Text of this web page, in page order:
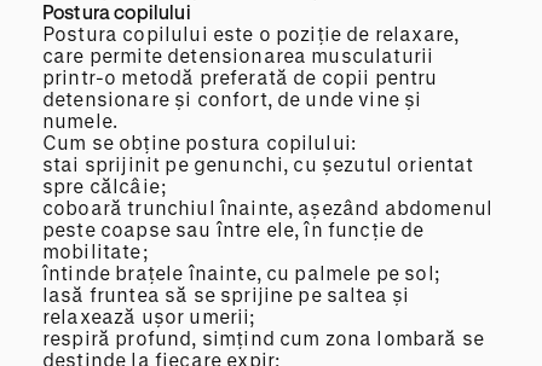
Postura copilului
Postura copilului este o poziție de relaxare,
care permite detensionarea musculaturii
printr-o metodă preferată de copii pentru
detensionare și confort, de unde vine și
numele.
Cum se obține postura copilului:
stai sprijinit pe genunchi, cu șezutul orientat
spre călcâie;
coboară trunchiul înainte, așezând abdomenul
peste coapse sau între ele, în funcție de
mobilitate;
întinde brațele înainte, cu palmele pe sol;
lasă fruntea să se sprijine pe saltea și
relaxează ușor umerii;
respiră profund, simțind cum zona lombară se
destinde la fiecare expir;